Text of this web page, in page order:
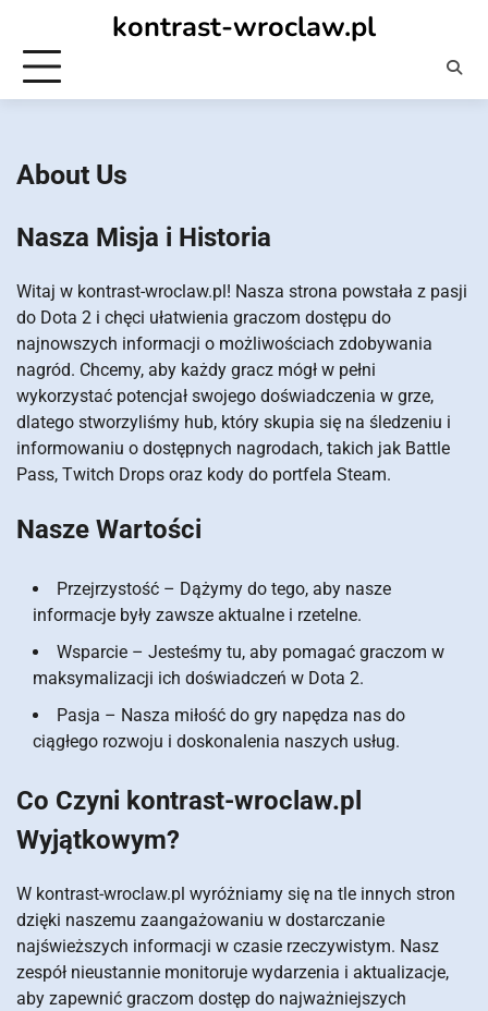
content
kontrast-wroclaw.pl
About Us
Nasza Misja i Historia
Witaj w kontrast-wroclaw.pl! Nasza strona powstała z pasji
do Dota 2 i chęci ułatwienia graczom dostępu do
najnowszych informacji o możliwościach zdobywania
nagród. Chcemy, aby każdy gracz mógł w pełni
wykorzystać potencjał swojego doświadczenia w grze,
dlatego stworzyliśmy hub, który skupia się na śledzeniu i
informowaniu o dostępnych nagrodach, takich jak Battle
Pass, Twitch Drops oraz kody do portfela Steam.
Nasze Wartości
Przejrzystość – Dążymy do tego, aby nasze
informacje były zawsze aktualne i rzetelne.
Wsparcie – Jesteśmy tu, aby pomagać graczom w
maksymalizacji ich doświadczeń w Dota 2.
Pasja – Nasza miłość do gry napędza nas do
ciągłego rozwoju i doskonalenia naszych usług.
Co Czyni kontrast-wroclaw.pl
Wyjątkowym?
W kontrast-wroclaw.pl wyróżniamy się na tle innych stron
dzięki naszemu zaangażowaniu w dostarczanie
najświeższych informacji w czasie rzeczywistym. Nasz
zespół nieustannie monitoruje wydarzenia i aktualizacje,
aby zapewnić graczom dostęp do najważniejszych